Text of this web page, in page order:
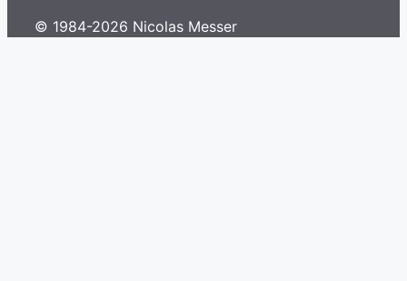
© 1984-2026 Nicolas Messer